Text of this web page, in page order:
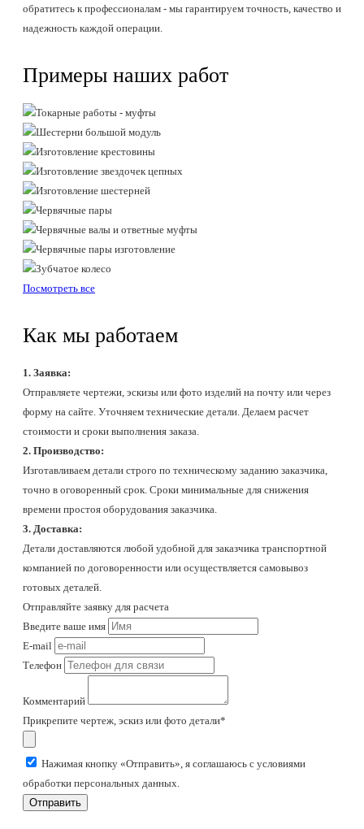
обратитесь к профессионалам - мы гарантируем точность, качество и
надежность каждой операции.
Примеры наших работ
Посмотреть все
Как мы работаем
1. Заявка:
Отправляете чертежи, эскизы или фото изделий на почту или через
форму на сайте. Уточняем технические детали. Делаем расчет
стоимости и сроки выполнения заказа.
2. Производство:
Изготавливаем детали строго по техническому заданию заказчика,
точно в оговоренный срок. Сроки минимальные для снижения
времени простоя оборудования заказчика.
3. Доставка:
Детали доставляются любой удобной для заказчика транспортной
компанией по договоренности или осуществляется самовывоз
готовых деталей.
Отправляйте заявку для расчета
Введите ваше имя
E-mail
Телефон
Комментарий
Прикрепите чертеж, эскиз или фото детали*
Нажимая кнопку «Отправить», я соглашаюсь с условиями
обработки персональных данных.
Отправить